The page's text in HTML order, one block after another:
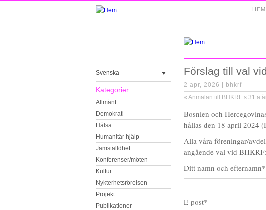
HEM
Svenska
Kategorier
Allmänt
Demokrati
Hälsa
Humanitär hjälp
Jämställdhet
Konferenser/möten
Kultur
Nykterhetsrörelsen
Projekt
Publikationer
Förslag till val
2 apr, 2026 |
bhkrf
« Anmälan till BHKRF:s 31:a
Bosnien och
hållas den 18 april 2024
Alla våra föreningar/
angående val vid
Ditt namn och efternamn*
E-post*